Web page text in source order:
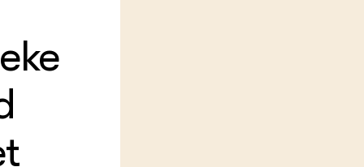
ZIE OOK